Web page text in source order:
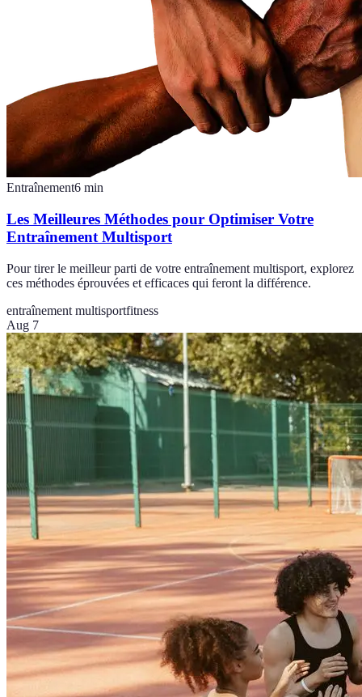
Entraînement6 min
Les Meilleures Méthodes pour Optimiser Votre
Entraînement Multisport
Pour tirer le meilleur parti de votre entraînement multisport, explorez
ces méthodes éprouvées et efficaces qui feront la différence.
entraînement multisportfitness
Aug 7